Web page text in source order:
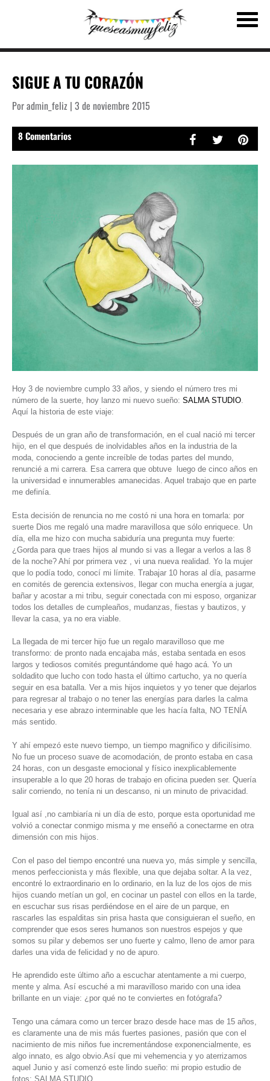
SIGUE A TU CORAZÓN
Por admin_feliz | 3 de noviembre 2015
8 Comentarios
Hoy 3 de noviembre cumplo 33 años, y siendo el número tres mi
número de la suerte, hoy lanzo mi nuevo sueño: SALMA STUDIO
Aquí la historia de este viaje:
Después de un gran año de transformación, en el cual nació mi tercer
hijo, en el que después de inolvidables años en la industria de la
moda, conociendo a gente increíble de todas partes del mundo,
renuncié a mi carrera. Esa carrera que obtuve luego de cinco años en
la universidad e innumerables amanecidas. Aquel trabajo que en parte
me definía.
Esta decisión de renuncia no me costó ni una hora en tomarla: por
suerte Dios me regaló una madre maravillosa que sólo enriquece. Un
día, ella me hizo con mucha sabiduría una pregunta muy fuerte:
¿Gorda para que traes hijos al mundo si vas a llegar a verlos a las 8
de la noche? Ahí por primera vez , vi una nueva realidad. Yo la mujer
que lo podía todo, conocí mi límite. Trabajar 10 horas al día, pasarme
en comités de gerencia extensivos, llegar con mucha energía a jugar,
bañar y acostar a mi tribu, seguir conectada con mi esposo, organizar
todos los detalles de cumpleaños, mudanzas, fiestas y bautizos, y
llevar la casa, ya no era viable.
La llegada de mi tercer hijo fue un regalo maravilloso que me
transformo: de pronto nada encajaba más, estaba sentada en esos
largos y tediosos comités preguntándome qué hago acá. Yo un
soldadito que lucho con todo hasta el último cartucho, ya no quería
seguir en esa batalla. Ver a mis hijos inquietos y yo tener que dejarlos
para regresar al trabajo o no tener las energías para darles la calma
necesaria y ese abrazo interminable que les hacía falta, NO TENÍA
más sentido.
Y ahí empezó este nuevo tiempo, un tiempo magnifico y dificilísimo.
No fue un proceso suave de acomodación, de pronto estaba en casa
24 horas, con un desgaste emocional y físico inexplicablemente
insuperable a lo que 20 horas de trabajo en oficina pueden ser. Quería
salir corriendo, no tenía ni un descanso, ni un minuto de privacidad.
Igual así ,no cambiaría ni un día de esto, porque esta oportunidad me
volvió a conectar conmigo misma y me enseñó a conectarme en otra
dimensión con mis hijos.
Con el paso del tiempo encontré una nueva yo, más simple y sencilla,
menos perfeccionista y más flexible, una que dejaba soltar. A la vez,
encontré lo extraordinario en lo ordinario, en la luz de los ojos de mis
hijos cuando metían un gol, en cocinar un pastel con ellos en la tarde,
en escuchar sus risas perdiéndose en el aire de un parque, en
rascarles las espalditas sin prisa hasta que consiguieran el sueño, en
comprender que esos seres humanos son nuestros espejos y que
somos su pilar y debemos ser uno fuerte y calmo, lleno de amor para
darles una vida de felicidad y no de apuro.
He aprendido este último año a escuchar atentamente a mi cuerpo,
mente y alma. Así escuché a mi maravilloso marido con una idea
brillante en un viaje: ¿por qué no te conviertes en fotógrafa?
Tengo una cámara como un tercer brazo desde hace mas de 15 años,
es claramente una de mis más fuertes pasiones, pasión que con el
nacimiento de mis niños fue incrementándose exponencialmente, es
algo innato, es algo obvio.Así que mi vehemencia y yo aterrizamos
aquel Junio y así comenzó este lindo sueño: mi propio estudio de
fotos; SALMA STUDIO.